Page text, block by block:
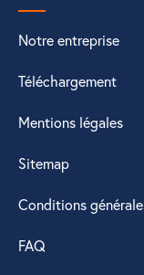
Notre entreprise
Téléchargement
Mentions légales
Sitemap
Conditions
FAQ